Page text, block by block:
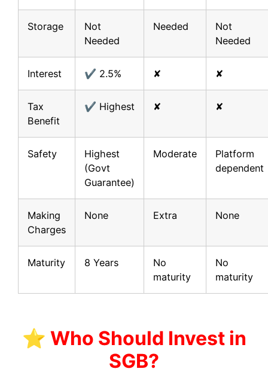
Storage
Not
Needed
Needed
Not
Needed
Interest ✔ 2.5% ✘ ✘
Tax
Benefit
✔ Highest ✘ ✘
Safety
Highest
(Govt
Guarantee)
Moderate
Platform
dependent
Making
Charges
None Extra None
Maturity 8 Years
No
maturity
No
maturity
⭐ Who Should Invest in
SGB?